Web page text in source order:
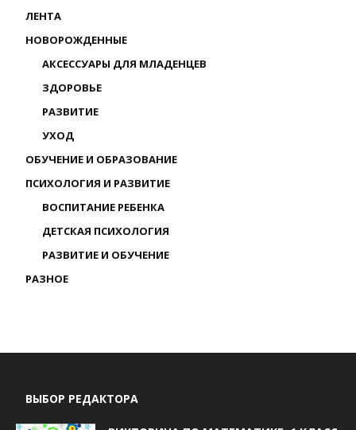
ЛЕНТА
НОВОРОЖДЕННЫЕ
АКСЕССУАРЫ ДЛЯ МЛАДЕНЦЕВ
ЗДОРОВЬЕ
РАЗВИТИЕ
УХОД
ОБУЧЕНИЕ И ОБРАЗОВАНИЕ
ПСИХОЛОГИЯ И РАЗВИТИЕ
ВОСПИТАНИЕ РЕБЕНКА
ДЕТСКАЯ ПСИХОЛОГИЯ
РАЗВИТИЕ И ОБУЧЕНИЕ
РАЗНОЕ
ВЫБОР РЕДАКТОРА